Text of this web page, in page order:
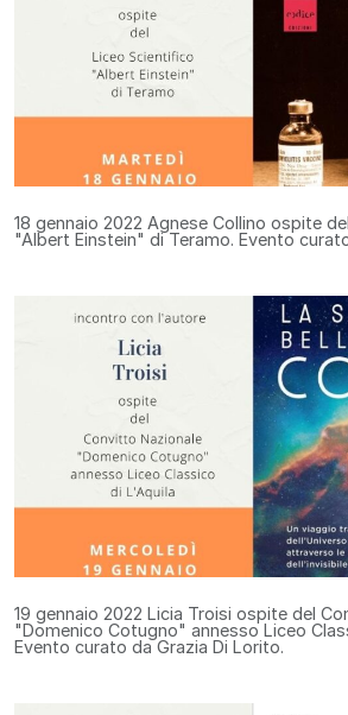
18 gennaio 2022 Agnese Collino ospite
"Albert Einstein" di Teramo. Evento
19 gennaio 2022 Licia Troisi ospite del
"Domenico Cotugno" annesso Liceo
Evento curato da Grazia Di Lorito.